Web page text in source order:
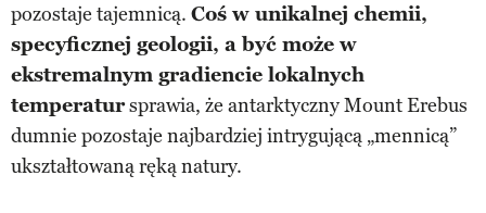
pozostaje tajemnicą. Coś w unikalnej chemii,
specyficznej geologii, a być może w
ekstremalnym gradiencie lokalnych
temperatursprawia, że antarktyczny Mount Erebus
dumnie pozostaje najbardziej intrygującą „mennicą”
ukształtowaną ręką natury.